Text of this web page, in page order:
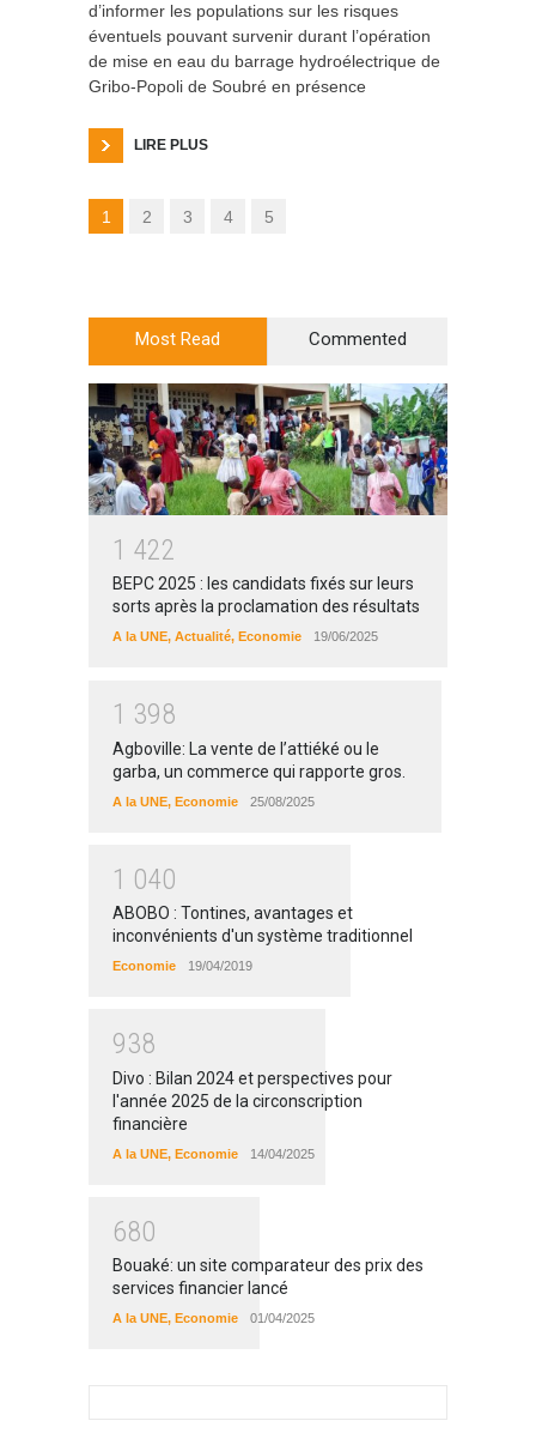
d’informer les populations sur les risques
éventuels pouvant survenir durant l’opération
de mise en eau du barrage hydroélectrique de
Gribo-Popoli de Soubré en présence
LIRE PLUS
1 2 3 4 5
Most Read Commented
1 422
BEPC 2025 : les candidats fixés sur leurs
sorts après la proclamation des résultats
A la UNE, Actualité, Economie 19/06/2025
1 398
Agboville: La vente de l’attiéké ou le
garba, un commerce qui rapporte gros.
A la UNE, Economie 25/08/2025
1 040
ABOBO : Tontines, avantages et
inconvénients d'un système traditionnel
Economie 19/04/2019
938
Divo : Bilan 2024 et perspectives pour
l'année 2025 de la circonscription
financière
A la UNE, Economie 14/04/2025
680
Bouaké: un site comparateur des prix des
services financier lancé
A la UNE, Economie 01/04/2025